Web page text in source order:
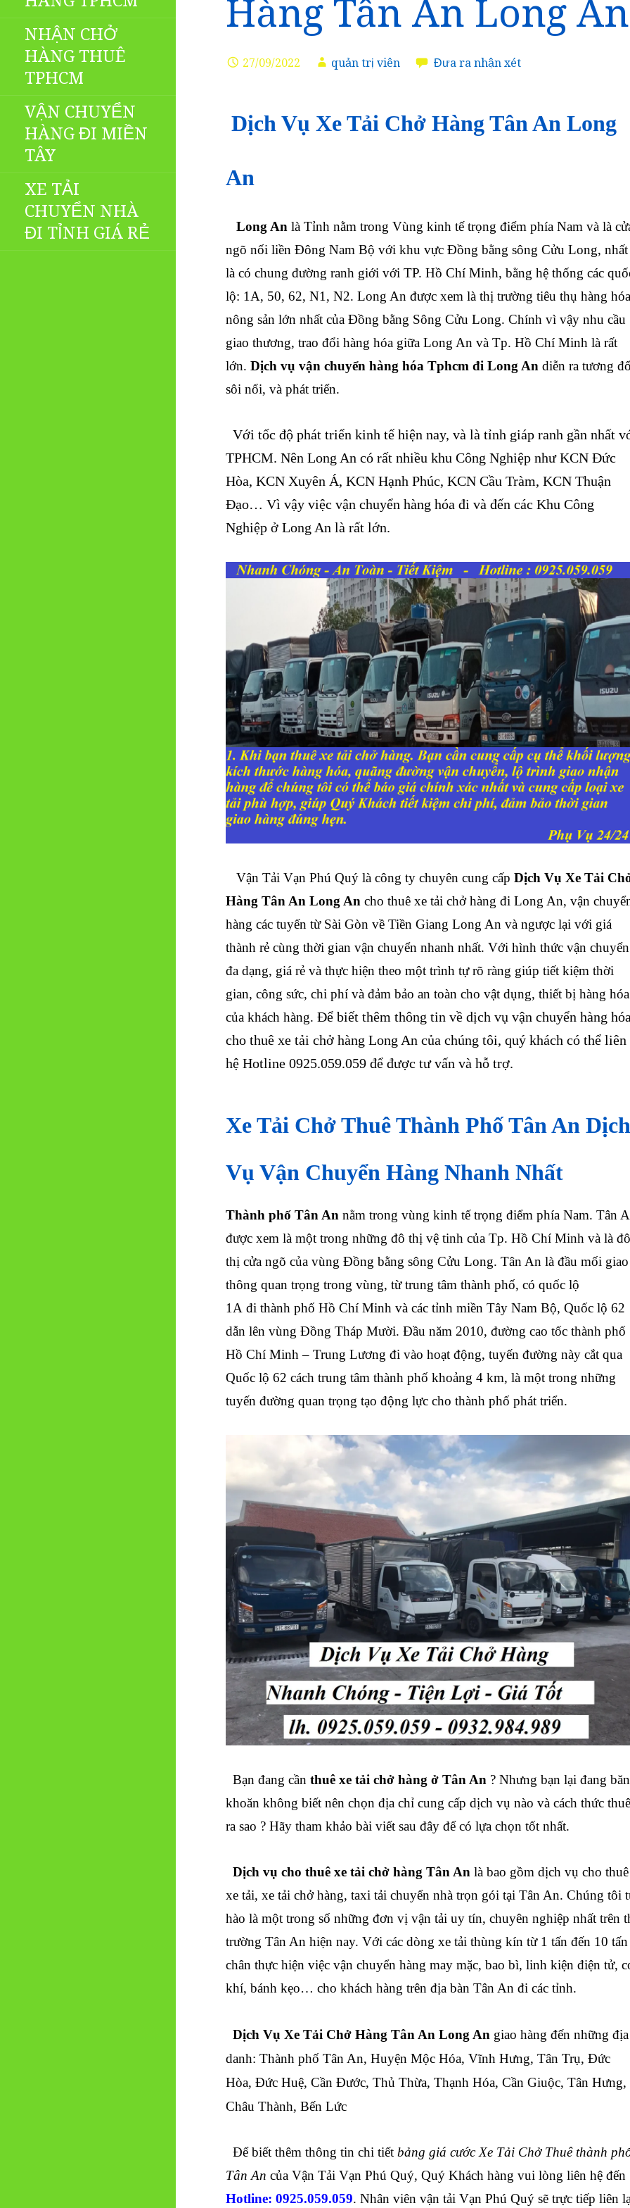
NHẬN CHỞ
HÀNG THUÊ
TPHCM
VẬN CHUYỂN
HÀNG ĐI MIỀN
TÂY
XE TẢI
CHUYỂN NHÀ
ĐI TỈNH GIÁ RẺ
Hàng Tân An Long An
27/09/2022 quản trị viên Đưa ra nhận xét
Dịch Vụ Xe Tải Chở Hàng Tân An Long
An
Long An là Tỉnh nằm trong Vùng kinh tế trọng điểm phía Nam và là
ngõ nối liền Đông Nam Bộ với khu vực Đồng bằng sông Cửu Long, nhất
là có chung đường ranh giới với TP. Hồ Chí Minh, bằng hệ thống các
lộ: 1A, 50, 62, N1, N2. Long An được xem là thị trường tiêu thụ hàng hóa
nông sản lớn nhất của Đồng bằng Sông Cửu Long. Chính vì vậy nhu cầu
giao thương, trao đổi hàng hóa giữa Long An và Tp. Hồ Chí Minh là rất
lớn. Dịch vụ vận chuyển hàng hóa Tphcm đi Long An diễn ra tương
sôi nổi, và phát triển.
Với tốc độ phát triển kinh tế hiện nay, và là tỉnh giáp ranh gần nhất
TPHCM. Nên Long An có rất nhiều khu Công Nghiệp như KCN Đức
Hòa, KCN Xuyên Á, KCN Hạnh Phúc, KCN Cầu Tràm, KCN Thuận
Đạo… Vì vậy việc vận chuyển hàng hóa đi và đến các Khu Công
Nghiệp ở Long An là rất lớn.
Vận Tải Vạn Phú Quý là công ty chuyên cung cấp Dịch Vụ Xe Tải
Hàng Tân An Long An cho thuê xe tải chở hàng đi Long An, vận
hàng các tuyến từ Sài Gòn về Tiền Giang Long An và ngược lại với giá
thành rẻ cùng thời gian vận chuyển nhanh nhất. Với hình thức vận chuyển
đa dạng, giá rẻ và thực hiện theo một trình tự rõ ràng giúp tiết kiệm thời
gian, công sức, chi phí và đảm bảo an toàn cho vật dụng, thiết bị hàng hóa
của khách hàng. Để biết thêm thông tin về dịch vụ vận chuyển hàng
cho thuê xe tải chở hàng Long An của chúng tôi, quý khách có thể liên
hệ Hotline 0925.059.059 để được tư vấn và hỗ trợ.
Xe Tải Chở Thuê Thành Phố Tân An Dịch
Vụ Vận Chuyển Hàng Nhanh Nhất
Thành phố Tân An nằm trong vùng kinh tế trọng điểm phía Nam. Tân
được xem là một trong những đô thị vệ tinh của Tp. Hồ Chí Minh và là đô
thị cửa ngõ của vùng Đồng bằng sông Cửu Long. Tân An là đầu mối giao
thông quan trọng trong vùng, từ trung tâm thành phố, có quốc lộ
1A đi thành phố Hồ Chí Minh và các tỉnh miền Tây Nam Bộ, Quốc lộ 62
dẫn lên vùng Đồng Tháp Mười. Đầu năm 2010, đường cao tốc thành phố
Hồ Chí Minh – Trung Lương đi vào hoạt động, tuyến đường này cắt qua
Quốc lộ 62 cách trung tâm thành phố khoảng 4 km, là một trong những
tuyến đường quan trọng tạo động lực cho thành phố phát triển.
Bạn đang cần thuê xe tải chở hàng ở Tân An ? Nhưng bạn lại đang băn
khoăn không biết nên chọn địa chỉ cung cấp dịch vụ nào và cách thức thuê
ra sao ? Hãy tham khảo bài viết sau đây để có lựa chọn tốt nhất.
Dịch vụ cho thuê xe tải chở hàng Tân An là bao gồm dịch vụ cho thuê
xe tải, xe tải chở hàng, taxi tải chuyển nhà trọn gói tại Tân An. Chúng tôi
hào là một trong số những đơn vị vận tải uy tín, chuyên nghiệp nhất trên
trường Tân An hiện nay. Với các dòng xe tải thùng kín từ 1 tấn đến 10 tấn
chân thực hiện việc vận chuyển hàng may mặc, bao bì, linh kiện điện tử,
khí, bánh kẹo… cho khách hàng trên địa bàn Tân An đi các tỉnh.
Dịch Vụ Xe Tải Chở Hàng Tân An Long An giao hàng đến những địa
danh: Thành phố Tân An, Huyện Mộc Hóa, Vĩnh Hưng, Tân Trụ, Đức
Hòa, Đức Huệ, Cần Đước, Thủ Thừa, Thạnh Hóa, Cần Giuộc, Tân Hưng,
Châu Thành, Bến Lức
Để biết thêm thông tin chi tiết bảng giá cước Xe Tải Chở Thuê thành
Tân An của Vận Tải Vạn Phú Quý, Quý Khách hàng vui lòng liên hệ đến
Hotline: 0925.059.059. Nhân viên vận tải Vạn Phú Quý sẽ trực tiếp liên